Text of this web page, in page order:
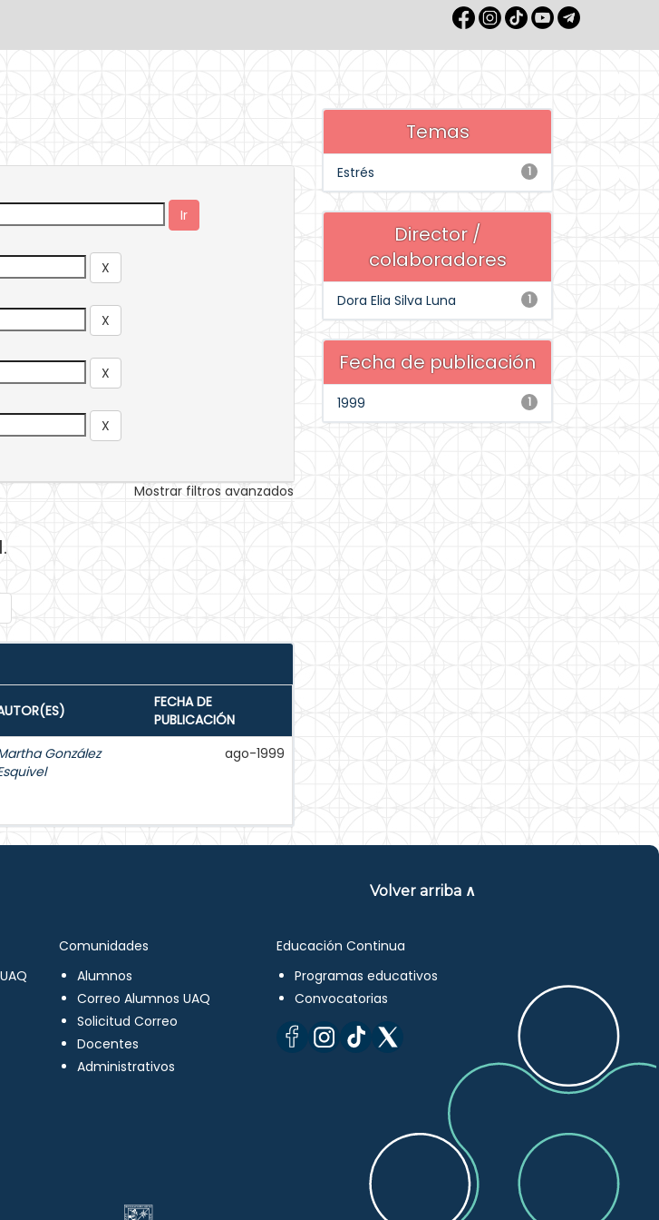
Mostrar filtros avanzados
FECHA DE
PUBLICACIÓN
González
ago-1999
Temas
1
Estrés
Director /
colaboradores
1
Dora Elia Silva Luna
Fecha de publicación
1
1999
Volver arriba ∧
Comunidades
Alumnos
Correo Alumnos UAQ
Solicitud Correo
Docentes
Administrativos
Educación Continua
Programas educativos
Convocatorias